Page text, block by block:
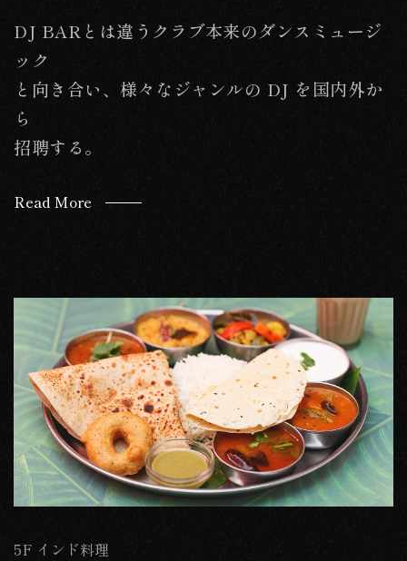
DJ BARとは違うクラブ本来のダンスミュージ
ック
と向き合い、様々なジャンルの DJ を国内外か
ら
招聘する。
Read More
5F インド料理